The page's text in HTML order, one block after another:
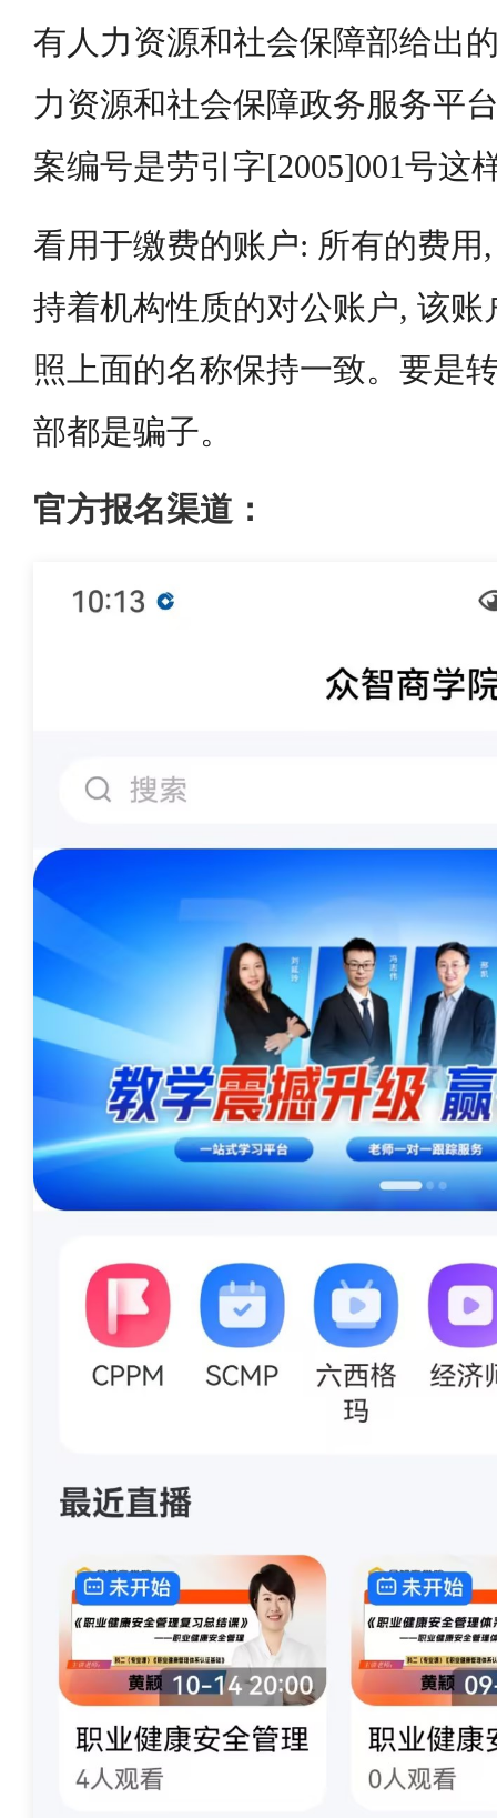
有人力资源和社会保障部给出
力资源和社会保障政务服务平
案编号是劳引字[2005]001号这
看用于缴费的账户: 所有的费用
持着机构性质的对公账户, 该
照上面的名称保持一致。要是
部都是骗子。
官方报名渠道：